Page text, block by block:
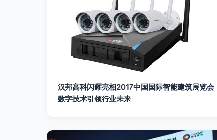
汉邦高科闪耀亮相2017中国国际智能建筑展览会
数字技术引领行业未来